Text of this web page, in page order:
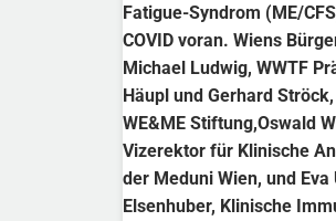
Fatigue-Syndrom (ME/
COVID voran. Wiens
Michael Ludwig, WWTF
Häupl und Gerhard
WE&ME Stiftung,Oswald
Vizerektor für Klinische
der Meduni Wien, und
Elsenhuber, Klinische